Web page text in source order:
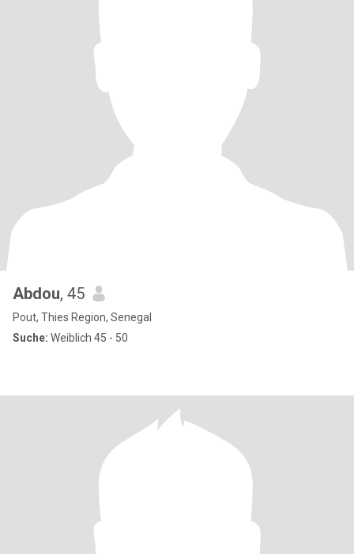
Abdou, 45
Pout, Thies Region, Senegal
Suche: Weiblich 45 - 50